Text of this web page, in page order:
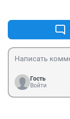
Гость
Войти